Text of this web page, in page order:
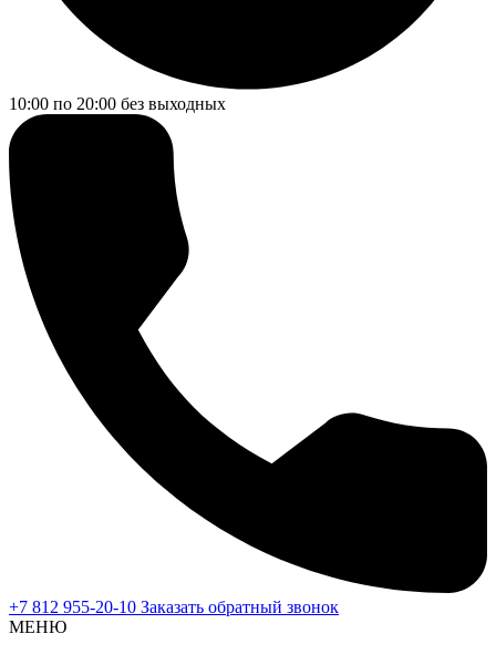
10:00 по 20:00 без выходных
+7 812 955-20-10 Заказать обратный звонок
МЕНЮ